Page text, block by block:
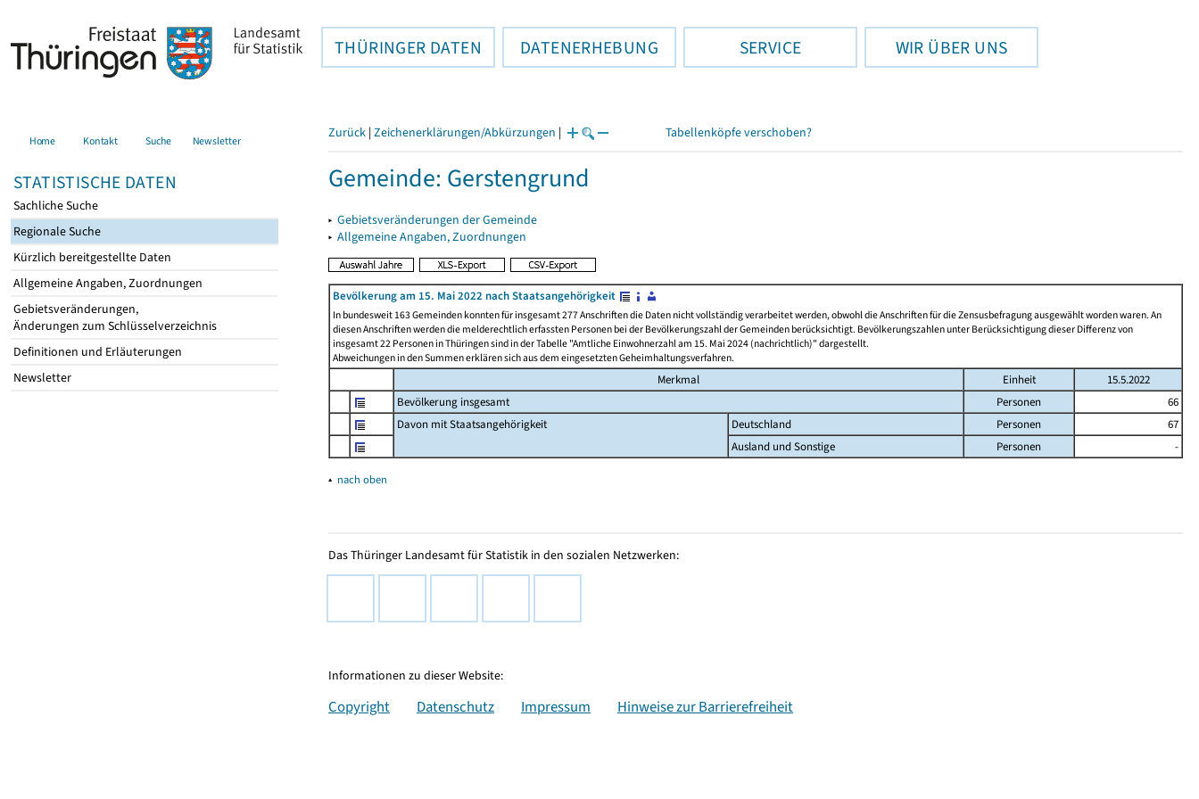
THÜRINGER DATEN DATENERHEBUNG SERVICE WIR ÜBER UNS
Home Kontakt Suche Newsletter
STATISTISCHE DATEN
Sachliche Suche
Regionale Suche
Kürzlich bereitgestellte Daten
Allgemeine Angaben, Zuordnungen
Gebietsveränderungen,
Änderungen zum Schlüsselverzeichnis
Definitionen und Erläuterungen
Newsletter
Zurück | Zeichenerklärungen/Abkürzungen | Tabellenköpfe verschoben?
Gemeinde: Gerstengrund
▸ Gebietsveränderungen der Gemeinde
▸ Allgemeine Angaben, Zuordnungen
Bevölkerung am 15. Mai 2022 nach Staatsangehörigkeit
In bundesweit 163 Gemeinden konnten für insgesamt 277 Anschriften die Daten nicht vollständig verarbeitet werden, obwohl die Anschriften für die Zensusbefragung ausgewählt worden waren. An
diesen Anschriften werden die melderechtlich erfassten Personen bei der Bevölkerungszahl der Gemeinden berücksichtigt. Bevölkerungszahlen unter Berücksichtigung dieser Differenz von
insgesamt 22 Personen in Thüringen sind in der Tabelle "Amtliche Einwohnerzahl am 15. Mai 2024 (nachrichtlich)" dargestellt.
Abweichungen in den Summen erklären sich aus dem eingesetzten Geheimhaltungsverfahren.
Merkmal Einheit
15.5.2022
Bevölkerung insgesamt
Personen
66
Davon mit Staatsangehörigkeit
Deutschland Personen
67
Ausland und Sonstige
Personen -
▴ nach oben
Das Thüringer Landesamt für Statistik in den sozialen Netzwerken:
Informationen zu dieser Website:
Copyright Datenschutz Impressum Hinweise zur Barrierefreiheit